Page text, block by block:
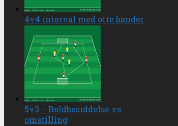
4v4 interval med otte bander
5v3 – Boldbesiddelse vs.
omstilling